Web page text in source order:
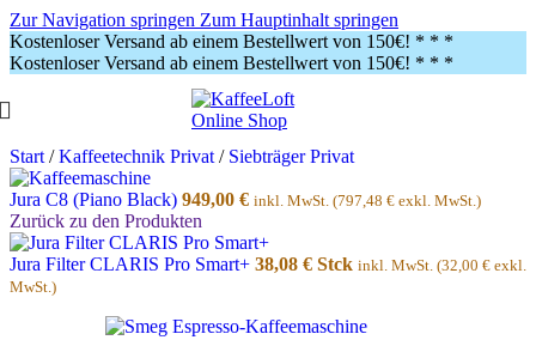
Zur Navigation springen Zum Hauptinhalt springen
Kostenloser Versand ab einem Bestellwert von 150€! * * *
Kostenloser Versand ab einem Bestellwert von 150€! * * *
Start / Kaffeetechnik Privat / Siebträger Privat
Jura C8 (Piano Black) 949,00 € inkl. MwSt. (797,48 € exkl. MwSt.)
Zurück zu den Produkten
Jura Filter CLARIS Pro Smart+ 38,08 € Stck inkl. MwSt. (32,00 € exkl.
MwSt.)